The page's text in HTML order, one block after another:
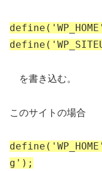
を書き込む。
このサイトの場合
g');